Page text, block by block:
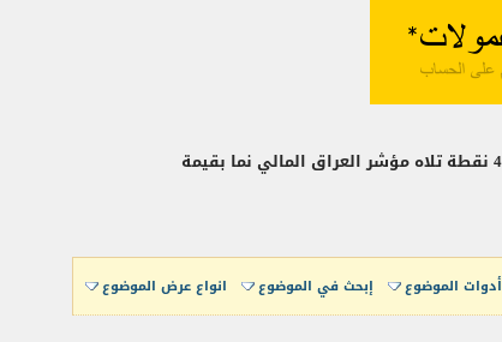
أدوات الموضوع إبحث في الموضوع انواع عرض الموضوع